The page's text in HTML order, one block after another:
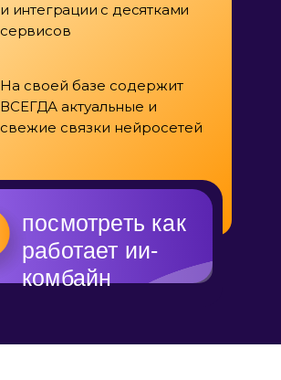
и интеграции с десятками
сервисов
На своей базе содержит
ВСЕГДА актуальные и
свежие связки нейросетей
посмотреть как
работает ии-
комбайн